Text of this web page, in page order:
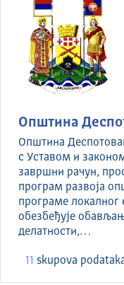
Општина
Општина
с Уставом и
завршни рачун,
програм развоја
програме локалног
обезбеђује
делатности,…
11 skupova